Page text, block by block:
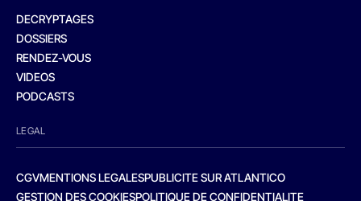
DECRYPTAGES
DOSSIERS
RENDEZ-VOUS
VIDEOS
PODCASTS
LEGAL
CGVMENTIONS LEGALESPUBLICITE SUR ATLANTICO
GESTION DES COOKIESPOLITIQUE DE CONFIDENTIALITE